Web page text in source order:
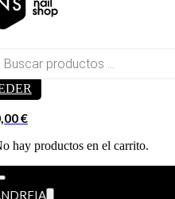
€
hay productos en el carrito.